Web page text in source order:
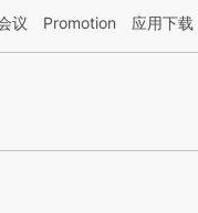
于财新文章[https://
议 Promotion 应用下载